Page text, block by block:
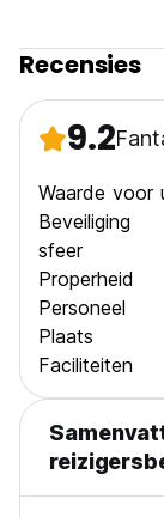
Recensies
9.2
Waarde voor
Beveiliging
sfeer
Properheid
Personeel
Plaats
Faciliteiten